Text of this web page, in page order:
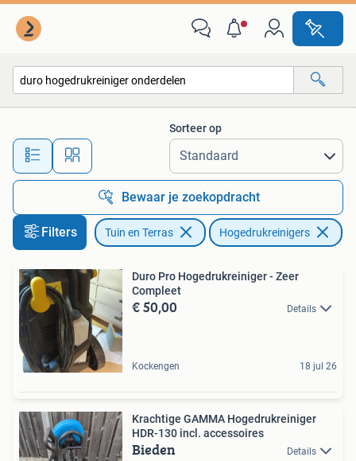
Alle afstanden…
Sorteer op
Bewaar je zoekopdracht
Filters Tuin en Terras Hogedrukreinigers
Duro Pro Hogedrukreiniger - Zeer
Compleet
€ 50,00 Details
Kockengen 18 jul 26
Krachtige GAMMA Hogedrukreiniger
HDR-130 incl. accessoires
Bieden Details